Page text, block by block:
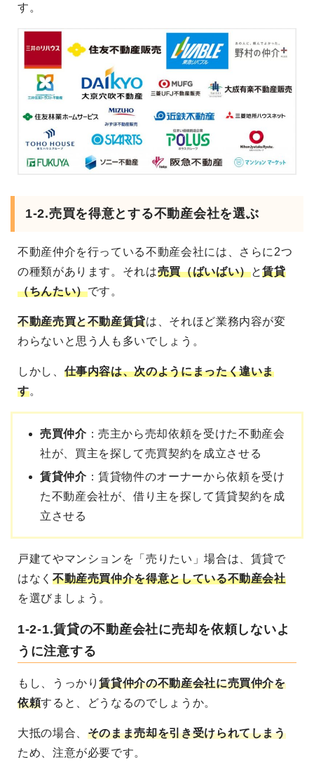
す。
1-2.売買を得意とする不動産会社を選ぶ
不動産仲介を行っている不動産会社には、さらに2つ
の種類があります。それは売買（ばいばい）と賃貸
（ちんたい）です。
不動産売買と不動産賃貸は、それほど業務内容が変
わらないと思う人も多いでしょう。
しかし、 仕事内容は、次のようにまったく違いま
す。
売買仲介：売主から売却依頼を受けた不動産会
社が、買主を探して売買契約を成立させる
賃貸仲介：賃貸物件のオーナーから依頼を受け
た不動産会社が、借り主を探して賃貸契約を成
立させる
戸建てやマンションを「売りたい」場合は、賃貸で
はなく 不動産売買仲介を得意としている不動産会社
を選びましょう。
1-2-1.賃貸の不動産会社に売却を依頼しないよ
うに注意する
もし、うっかり賃貸仲介の不動産会社に売買仲介を
依頼すると、どうなるのでしょうか。
大抵の場合、 そのまま売却を引き受けられてしまう
ため、注意が必要です。